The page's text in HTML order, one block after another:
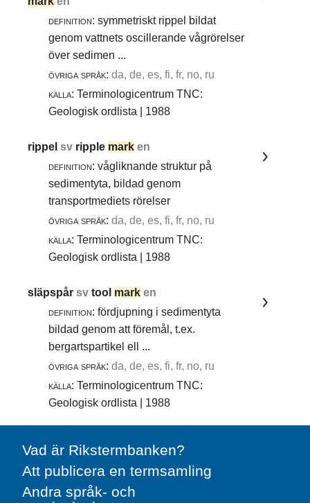
definition: symmetriskt rippel bildat
genom vattnets oscillerande vågrörelser
över sedimen ...
övriga språk: da, de, es, fi, fr, no, ru
källa: Terminologicentrum TNC:
Geologisk ordlista | 1988
rippelsv ripple mark en
definition: vågliknande struktur på
sedimentyta, bildad genom
transportmediets rörelser
övriga språk: da, de, es, fi, fr, no, ru
källa: Terminologicentrum TNC:
Geologisk ordlista | 1988
släpspårsvtool mark en
definition: fördjupning i sedimentyta
bildad genom att föremål, t.ex.
bergartspartikel ell ...
övriga språk: da, de, es, fi, fr, no, ru
källa: Terminologicentrum TNC:
Geologisk ordlista | 1988
Vad är Rikstermbanken?
Att publicera en termsamling
Andra språk- och